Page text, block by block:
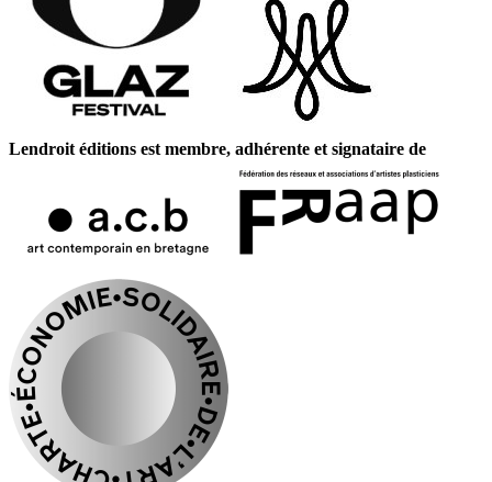
Lendroit éditions est membre, adhérente et signataire de